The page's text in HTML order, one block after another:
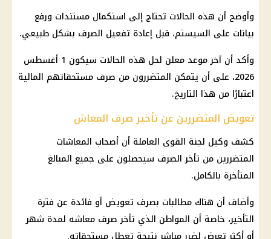
وأوضح أن هذه الحالات تحتاج إلى استكمال مستندات ورفع
بيانات على السيستم، قبل إعادة تفعيل الصرف بشكل طبيعي.
وأكد أن آخر موعد معلن لحل هذه الحالات سيكون 1 أغسطس
2026، على أن يتمكن المتضررون من صرف مستحقاتهم المالية
اعتبارًا من هذا التاريخ.
تعويض المتضررين عن تأخير صرف المعاش
كشف وكيل لجنة القوى العاملة أن أصحاب المعاشات
المتضررين من تأخر الصرف سيحصلون على جميع المبالغ
المتأخرة بالكامل.
وأضاف أن هناك مطالبات بصرف تعويض أو فائدة عن فترة
التأخير، خاصة أن المواطن الذي تأخر صرف معاشه لمدة شهر